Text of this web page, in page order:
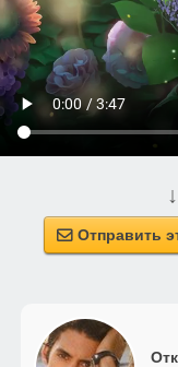
 Отправить